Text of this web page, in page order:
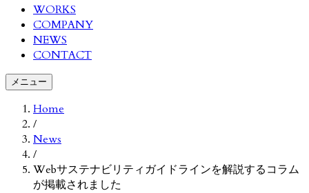
WORKS
COMPANY
NEWS
CONTACT
メニュー
Home
/
News
/
Webサステナビリティガイドラインを解説するコラム
が掲載されました